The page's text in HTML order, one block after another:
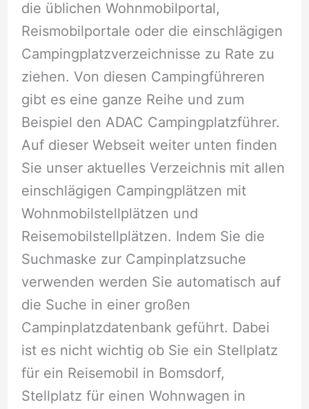
die üblichen Wohnmobilportal,
Reismobilportale oder die einschlägigen
Campingplatzverzeichnisse zu Rate zu
ziehen. Von diesen Campingführeren
gibt es eine ganze Reihe und zum
Beispiel den ADAC Campingplatzführer.
Auf dieser Webseit weiter unten finden
Sie unser aktuelles Verzeichnis mit allen
einschlägigen Campingplätzen mit
Wohnmobilstellplätzen und
Reisemobilstellplätzen. Indem Sie die
Suchmaske zur Campinplatzsuche
verwenden werden Sie automatisch auf
die Suche in einer großen
Campinplatzdatenbank geführt. Dabei
ist es nicht wichtig ob Sie ein Stellplatz
für ein Reisemobil in Bomsdorf,
Stellplatz für einen Wohnwagen in